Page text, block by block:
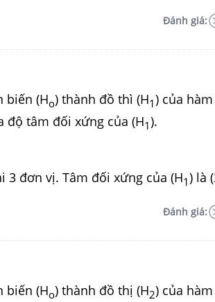
Đánh giá:
biến (Ho) thành đồ thì (H1) của
độ tâm đối xứng của (H1).
3 đơn vị. Tâm đối xứng của (H1) là
Đánh giá:
biến (Ho) thành đồ thị (H2) của